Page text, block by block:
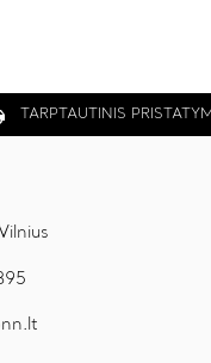
TARPTAUTINIS